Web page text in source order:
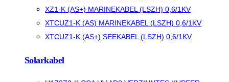
XZ1-K (AS+) MARINEKABEL (LSZH) 0,6/1KV
XTCUZ1-K (AS) MARINEKABEL (LSZH) 0,6/1KV
XTCUZ1-K (AS+) SEEKABEL (LSZH) 0,6/1KV
Solarkabel